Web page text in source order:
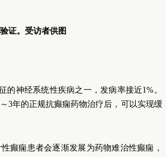
证。受访者供图
神经系统性疾病之一，发病率接近1%。
3年的正规抗癫痫药物治疗后，可以实现缓
癫痫患者会逐渐发展为药物难治性癫痫，